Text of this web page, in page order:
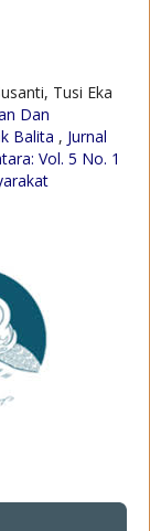
Tusi Eka
Dan
Balita , Jurnal
Vol. 5 No. 1